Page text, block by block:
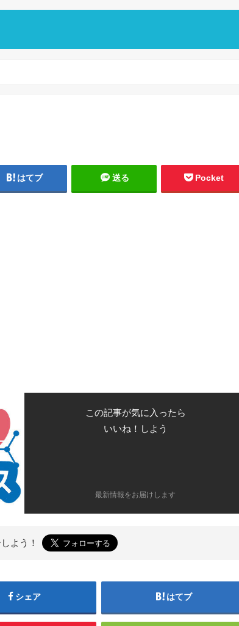
はてブ 送る Pocket
この記事が気に入ったら
いいね！しよう
最新情報をお届けします
よう！
シェア はてブ